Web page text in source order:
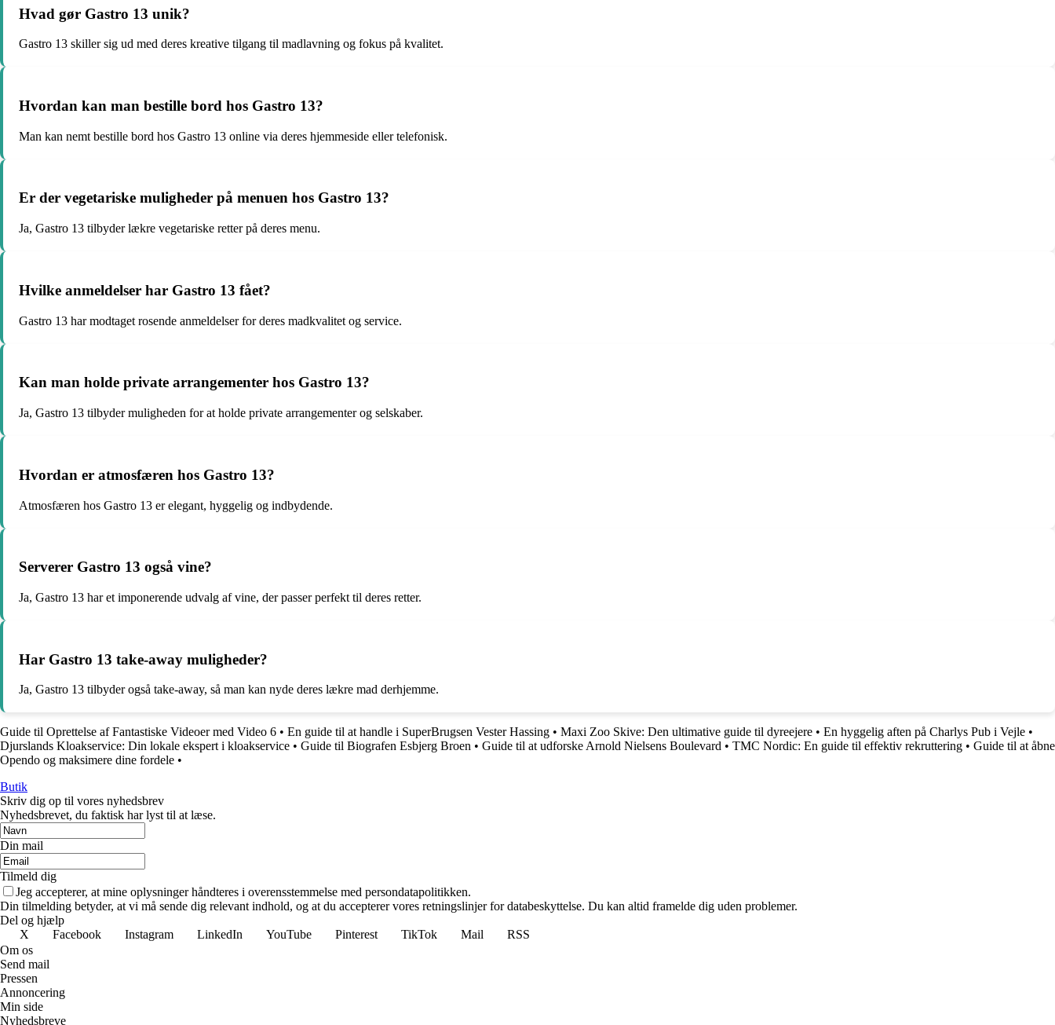
Hvad gør Gastro 13 unik?
Gastro 13 skiller sig ud med deres kreative tilgang til madlavning og fokus på kvalitet.
Hvordan kan man bestille bord hos Gastro 13?
Man kan nemt bestille bord hos Gastro 13 online via deres hjemmeside eller telefonisk.
Er der vegetariske muligheder på menuen hos Gastro 13?
Ja, Gastro 13 tilbyder lækre vegetariske retter på deres menu.
Hvilke anmeldelser har Gastro 13 fået?
Gastro 13 har modtaget rosende anmeldelser for deres madkvalitet og service.
Kan man holde private arrangementer hos Gastro 13?
Ja, Gastro 13 tilbyder muligheden for at holde private arrangementer og selskaber.
Hvordan er atmosfæren hos Gastro 13?
Atmosfæren hos Gastro 13 er elegant, hyggelig og indbydende.
Serverer Gastro 13 også vine?
Ja, Gastro 13 har et imponerende udvalg af vine, der passer perfekt til deres retter.
Har Gastro 13 take-away muligheder?
Ja, Gastro 13 tilbyder også take-away, så man kan nyde deres lækre mad derhjemme.
Guide til Oprettelse af Fantastiske Videoer med Video 6 • En guide til at handle i SuperBrugsen Vester Hassing • Maxi Zoo Skive: Den ultimative guide til dyreejere • En hyggelig aften på Charlys Pub i Vejle •
Djurslands Kloakservice: Din lokale ekspert i kloakservice • Guide til Biografen Esbjerg Broen • Guide til at udforske Arnold Nielsens Boulevard • TMC Nordic: En guide til effektiv rekruttering • Guide til at åbne
Opendo og maksimere dine fordele •
Butik
Skriv dig op til vores nyhedsbrev
Nyhedsbrevet, du faktisk har lyst til at læse.
Din mail
Tilmeld dig
Jeg accepterer, at mine oplysninger håndteres i overensstemmelse med persondatapolitikken.
Din tilmelding betyder, at vi må sende dig relevant indhold, og at du accepterer vores retningslinjer for databeskyttelse. Du kan altid framelde dig uden problemer.
Del og hjælp
X
Facebook Instagram LinkedIn YouTube Pinterest TikTok Mail
RSS
Om os
Send mail
Pressen
Annoncering
Min side
Nyhedsbreve